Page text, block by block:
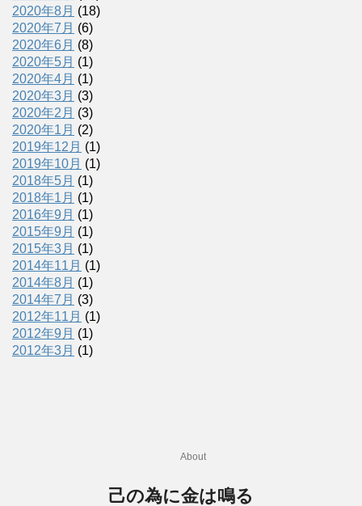
2020年8月 (18)
2020年7月 (6)
2020年6月 (8)
2020年5月 (1)
2020年4月 (1)
2020年3月 (3)
2020年2月 (3)
2020年1月 (2)
2019年12月 (1)
2019年10月 (1)
2018年5月 (1)
2018年1月 (1)
2016年9月 (1)
2015年9月 (1)
2015年3月 (1)
2014年11月 (1)
2014年8月 (1)
2014年7月 (3)
2012年11月 (1)
2012年9月 (1)
2012年3月 (1)
About
己の為に金は鳴る